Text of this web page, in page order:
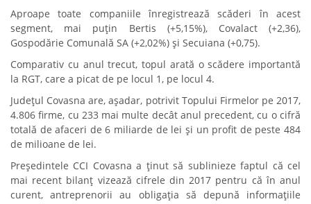
Aproape toate companiile înregistrează scăderi în acest
segment, mai puțin Bertis (+5,15%), Covalact (+2,36),
Gospodărie Comunală SA (+2,02%) și Secuiana (+0,75).
Comparativ cu anul trecut, topul arată o scădere importantă
la RGT, care a picat de pe locul 1, pe locul 4.
Județul Covasna are, așadar, potrivit Topului Firmelor pe 2017,
4.806 firme, cu 233 mai multe decât anul precedent, cu o cifră
totală de afaceri de 6 miliarde de lei și un profit de peste 484
de milioane de lei.
Președintele CCI Covasna a ținut să sublinieze faptul că cel
mai recent bilanț vizează cifrele din 2017 pentru că în anul
curent, antreprenorii au obligația să depună informațiile